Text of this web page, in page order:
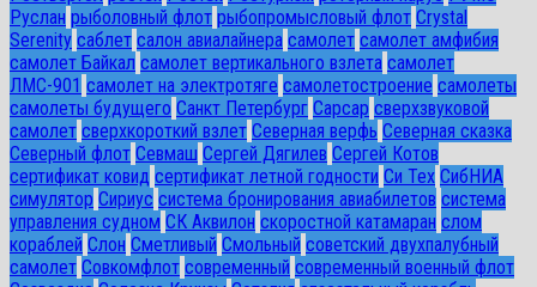
Руслан рыболовный флот рыбопромысловый флот Сrystal
Serenity саблет салон авиалайнера самолет самолет амфибия
самолет Байкал самолет вертикального взлета самолет
ЛМС-901 самолет на электротяге самолетостроение самолеты
самолеты будущего Санкт Петербург Сарсар сверхзвуковой
самолет сверхкороткий взлет Северная верфь Северная сказка
Северный флот Севмаш Сергей Дягилев Сергей Котов
сертификат ковид сертификат летной годности Си Тех СибНИА
симулятор Сириус система бронирования авиабилетов система
управления судном СК Аквилон скоростной катамаран слом
кораблей Слон Сметливый Смольный советский двухпалубный
самолет Совкомфлот современный современный военный флот